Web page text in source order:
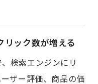
ック数が増える
検索エンジンにリ
ザー評価、商品の価